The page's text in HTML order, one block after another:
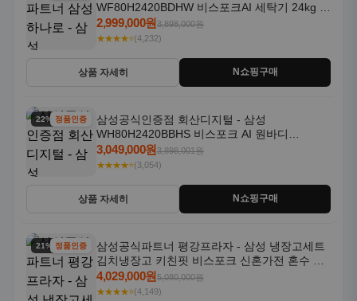
WF80H2420BDHW 비스포크AI 세탁기 24kg 건
조기 20kg 세제자동투입
2,999,000원3,898,000원
★★★★⭐(4,232)
상품 자세히 N쇼핑구매
22% 할인정품인증
삼성공식인증점 회산디지털 - 삼성
WH80H2420BBHS 비스포크 AI 원바디
24kg+20kg 세제자동투입 1등급
3,049,000원3,898,001원
★★★★⭐(3,054)
상품 자세히 N쇼핑구매
21% 할인정품인증
삼성공식파트너 평강프라자 - 삼성 냉장고세트
김치냉장고 키친핏 비스포크 신혼가전 혼수 입
주가전 빌트인 화이트
4,029,000원5,080,000원
★★★★⭐(4,149)